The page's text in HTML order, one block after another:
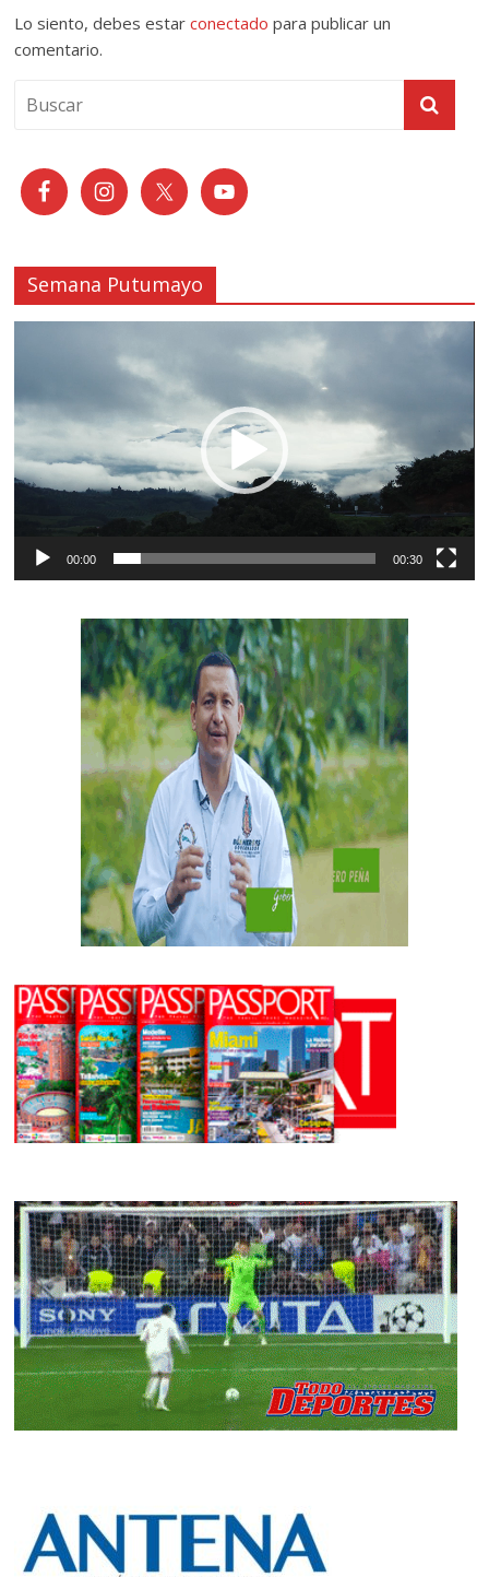
Lo siento, debes estarconectado para publicar un
comentario.
Semana Putumayo
00:00 00:30